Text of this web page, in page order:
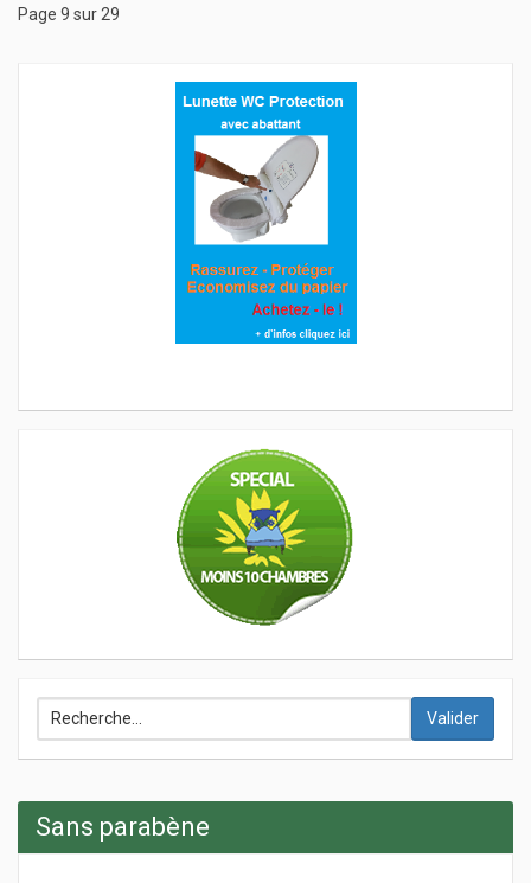
Page 9 sur 29
Valider
Sans parabène